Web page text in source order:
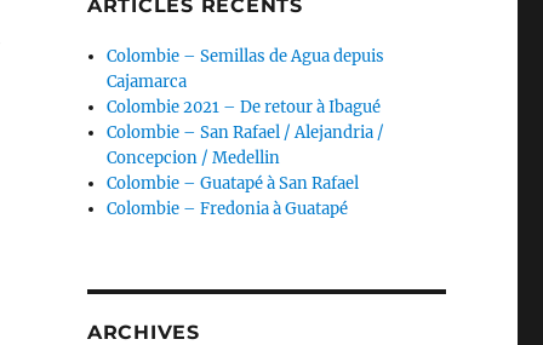
ARTICLES RÉCENTS
Colombie – Semillas de Agua depuis
Cajamarca
Colombie 2021 – De retour à Ibagué
Colombie – San Rafael / Alejandria /
Concepcion / Medellin
Colombie – Guatapé à San Rafael
Colombie – Fredonia à Guatapé
ARCHIVES